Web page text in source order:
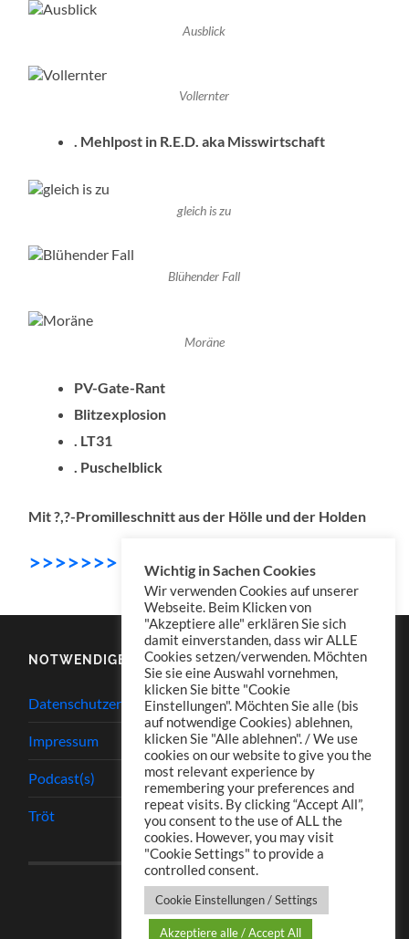
Ausblick
Vollernter
. Mehlpost in R.E.D. aka Misswirtschaft
gleich is zu
Blühender Fall
Moräne
PV-Gate-Rant
Blitzexplosion
. LT31
. Puschelblick
Mit ?,?-Promilleschnitt aus der Hölle und der Holden
>>>>>>> Download
NOTWENDIGES
Datenschutzerklärung
Impressum
Podcast(s)
Tröt
Wichtig in Sachen Cookies
Wir verwenden Cookies auf unserer
Webseite. Beim Klicken von
"Akzeptiere alle" erklären Sie sich
damit einverstanden, dass wir ALLE
Cookies setzen/verwenden. Möchten
Sie sie eine Auswahl vornehmen,
klicken Sie bitte "Cookie
Einstellungen". Möchten Sie alle (bis
auf notwendige Cookies) ablehnen,
klicken Sie "Alle ablehnen". / We use
cookies on our website to give you the
most relevant experience by
remembering your preferences and
repeat visits. By clicking “Accept All”,
you consent to the use of ALL the
cookies. However, you may visit
"Cookie Settings" to provide a
controlled consent.
Cookie Einstellungen / Settings
Akzeptiere alle / Accept All